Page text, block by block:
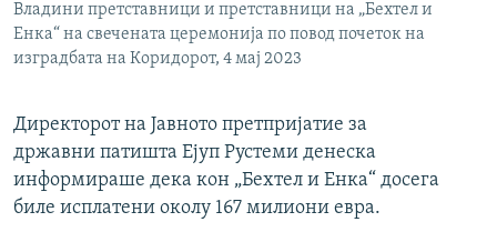
Владини претставници и претставници на „Бехтел и
Енка“ на свечената церемонија по повод почеток на
изградбата на Коридорот, 4 мај 2023
Директорот на Јавното претпријатие за
државни патишта Ејуп Рустеми денеска
информираше дека кон „Бехтел и Енка“ досега
биле исплатени околу 167 милиони евра.